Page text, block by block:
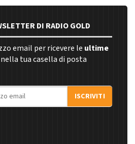
DI RADIO GOLD
email per ricevere le ultime
tua casella di posta
ISCRIVITI